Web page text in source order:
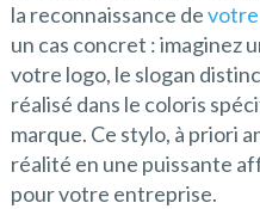
la reconnaissance de
un cas concret : imaginez
votre logo, le slogan
réalisé dans le coloris
marque. Ce stylo, à priori
réalité en une puissante
pour votre entreprise.